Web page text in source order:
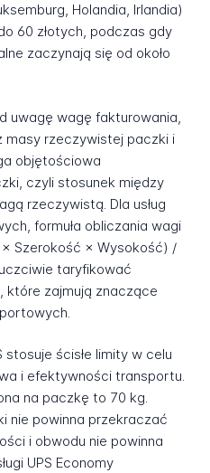
Holandia, Irlandia)
60 złotych, podczas gdy
zaczynają się od około
uwagę wagę fakturowania,
rzeczywistej paczki i
objętościowa
czyli stosunek między
rzeczywistą. Dla usług
formuła obliczania wagi
Szerokość × Wysokość) /
taryfikować
które zajmują znaczące
stosuje ścisłe limity w celu
i efektywności transportu.
na paczkę to 70 kg.
nie powinna przekraczać
i obwodu nie powinna
UPS Economy